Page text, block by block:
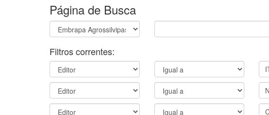
Página de Busca
Filtros correntes: